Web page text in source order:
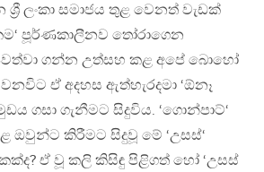
ලංකා සමාජය තුළ වෙනත් වැඩක්
පූර්ණකාලීනව තෝරාගෙන
ගන්න උත්සහ කළ අපේ බොහෝ
ඒ අදහස ඇත්හැරදමා ‘ඕනෑ
ගසා ගැනීමට සිදුවිය. ‘ගොන්පාට්‘
කිරීමට සිදුවූ මේ ‘උසස්‘
ඒ වූ කලි කිසිඳු පිළිගත් හෝ ‘උසස්